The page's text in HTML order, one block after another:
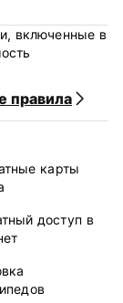
включенные в
правила
карты
доступ в